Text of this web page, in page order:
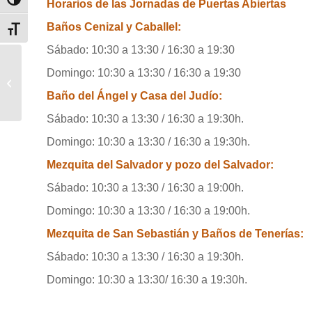
Alternar tamaño de letra
Horarios de las Jornadas de Puertas Abiertas
Baños Cenizal y Caballel:
Sábado: 10:30 a 13:30 / 16:30 a 19:30
Domingo: 10:30 a 13:30 / 16:30 a 19:30
Baño del Ángel y Casa del Judío:
Sábado: 10:30 a 13:30 / 16:30 a 19:30h.
Domingo: 10:30 a 13:30 / 16:30 a 19:30h.
Mezquita del Salvador y pozo del Salvador:
Sábado: 10:30 a 13:30 / 16:30 a 19:00h.
Domingo: 10:30 a 13:30 / 16:30 a 19:00h.
Mezquita de San Sebastián y Baños de Tenerías:
Sábado: 10:30 a 13:30 / 16:30 a 19:30h.
Domingo: 10:30 a 13:30/ 16:30 a 19:30h.